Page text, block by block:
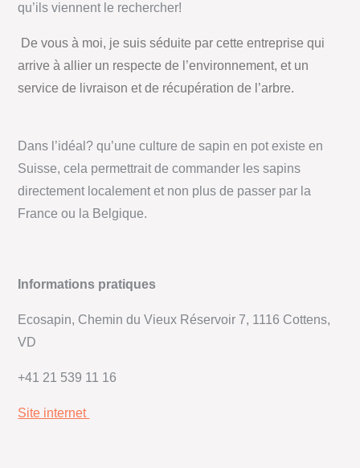
qu’ils viennent le rechercher!
De vous à moi, je suis séduite par cette entreprise qui
arrive à allier un respecte de l’environnement, et un
service de livraison et de récupération de l’arbre.
Dans l’idéal? qu’une culture de sapin en pot existe en
Suisse, cela permettrait de commander les sapins
directement localement et non plus de passer par la
France ou la Belgique.
Informations pratiques
Ecosapin, Chemin du Vieux Réservoir 7, 1116 Cottens,
VD
+41 21 539 11 16
Site internet